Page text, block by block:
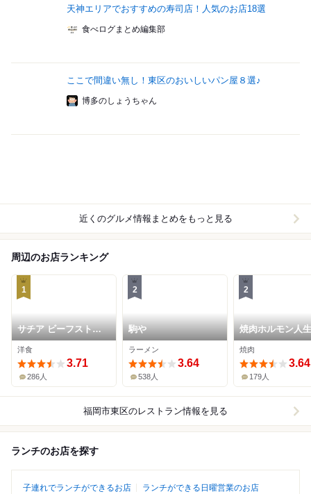
天神エリアでおすすめの寿司店！人気のお店18選
食べログまとめ編集部
ここで間違い無し！東区のおいしいパン屋８選♪
博多のしょうちゃん
近くのグルメ情報まとめをもっと見る
周辺のお店ランキング
1
サチア ビーフストロ
ガノフ
洋食
3.71
286人
2
駒や
ラーメン
3.64
538人
2
焼肉ホルモン人
ゃん
焼肉
3.64
179人
福岡市東区のレストラン情報を見る
ランチのお店を探す
子連れでランチができるお店 ランチができる日曜営業のお店